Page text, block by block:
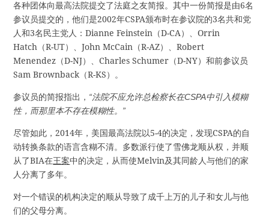
各种团体向最高法院提交了法庭之友简报。其中一份简报是由6名
参议员提交的，他们是2002年CSPA颁布时在参议院的3名共和党
人和3名民主党人：Dianne Feinstein（D-CA）、Orrin
Hatch（R-UT）、John McCain（R-AZ）、Robert
Menendez（D-NJ）、Charles Schumer（D-NY）和前参议员
Sam Brownback（R-KS）。
参议员的简报指出， “法院不应允许总检察长在CSPA中引入模糊
性，而那里本不存在模糊性。”
尽管如此，2014年，美国最高法院以5-4的决定，发现CSPA的自
动转换条款的语言含糊不清。多数派行使了雪佛龙顺从权，并顺
从了BIA在王案中的决定，从而使Melvin及其同龄人与他们的家
人分离了多年。
对一个错误的机构决定的顺从导致了成千上万的儿子和女儿与他
们的父母分离。